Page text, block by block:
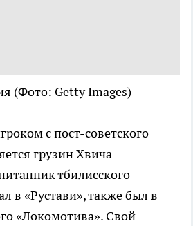
(Фото: Getty Images)
с пост-советского
грузин Хвича
тбилисского
в «Рустави», также был в
«Локомотива». Свой